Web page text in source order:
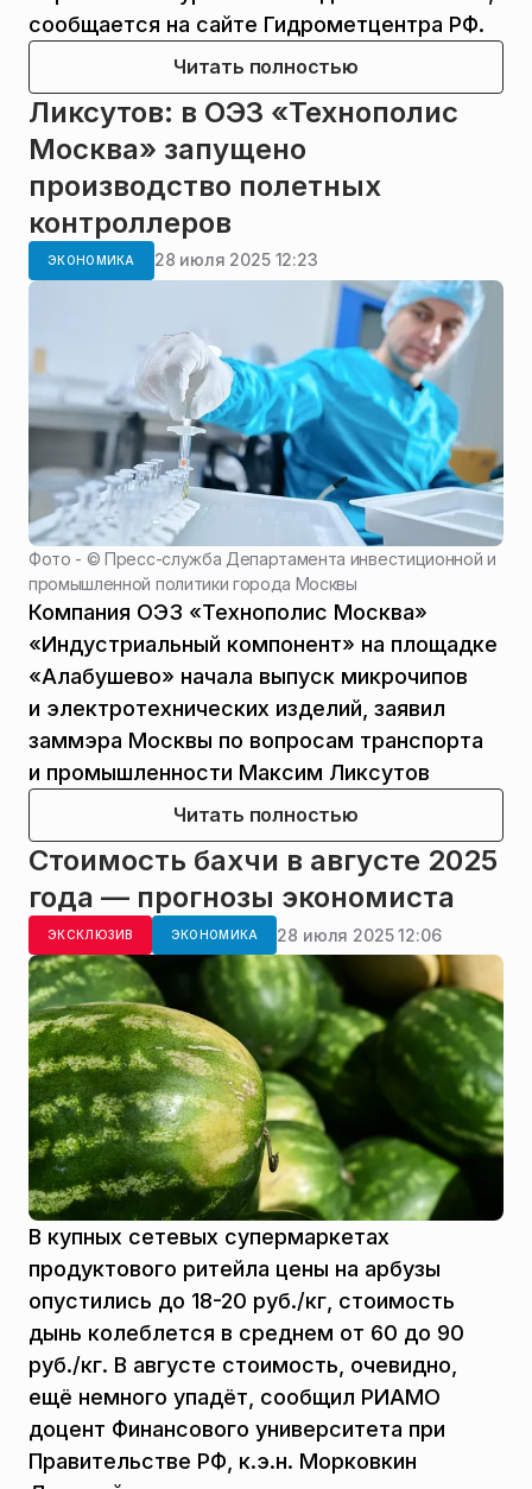
сообщается на сайте Гидрометцентра РФ.
Читать полностью
Ликсутов: в ОЭЗ «Технополис
Москва» запущено
производство полетных
контроллеров
ЭКОНОМИКА 28 июля 2025 12:23
Фото - ©Пресс-служба Департамента инвестиционной и
промышленной политики города Москвы
Компания ОЭЗ «Технополис Москва»
«Индустриальный компонент» на площадке
«Алабушево» начала выпуск микрочипов
и электротехнических изделий, заявил
заммэра Москвы по вопросам транспорта
и промышленности Максим Ликсутов
Читать полностью
Стоимость бахчи в августе 2025
года — прогнозы экономиста
ЭКСКЛЮЗИВ ЭКОНОМИКА 28 июля 2025 12:06
В купных сетевых супермаркетах
продуктового ритейла цены на арбузы
опустились до 18-20 руб./кг, стоимость
дынь колеблется в среднем от 60 до 90
руб./кг. В августе стоимость, очевидно,
ещё немного упадёт, сообщил РИАМО
доцент Финансового университета при
Правительстве РФ, к.э.н. Морковкин